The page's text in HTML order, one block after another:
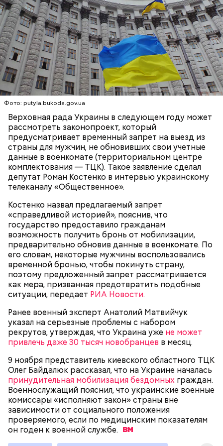
Фото: putyla.bukoda.gov.ua
Верховная рада Украины в следующем году может
рассмотреть законопроект, который
предусматривает временный запрет на выезд из
страны для мужчин, не обновивших свои учетные
данные в военкомате (территориальном центре
комплектования — ТЦК). Такое заявление сделал
депутат Роман Костенко в интервью украинскому
телеканалу «Общественное».
Костенко назвал предлагаемый запрет
«справедливой историей», пояснив, что
государство предоставило гражданам
возможность получить бронь от мобилизации,
предварительно обновив данные в военкомате. По
его словам, некоторые мужчины воспользовались
временной бронью, чтобы покинуть страну,
поэтому предложенный запрет рассматривается
как мера, призванная предотвратить подобные
ситуации, передает РИА Новости.
Ранее военный эксперт Анатолий Матвийчук
указал на серьезные проблемы с набором
рекрутов, утверждая, что Украина уже не может
привлечь даже 30 тысяч новобранцев в месяц.
9 ноября представитель киевского областного ТЦК
Олег Байдалюк рассказал, что на Украине началась
принудительная мобилизация бездомных граждан.
Военнослужащий пояснил, что украинские военные
комиссары «исполняют закон» страны вне
зависимости от социального положения
проверяемого, если по медицинским показателям
он годен к военнойслужбе.
Фото: Shutterstock
Главная особенность острова Сокотра —
драконовые деревья, которые растут только здесь.
драконовыми их называют из-за красного цвета
смолы, которую местные жители сравнивают с
кровью дракона. Они же используют ее в
медицинских целях и красят ей ткань и волосы.
К тому же здесь водятся редкие виды животных и
других растений, которых в мире больше нигде не
встретить. На Сокотре также есть горы,
известняковое плато и прибрежные равнины,
которые дополняют «внеземную» атмосферу.
Он находился на посту менеджера, занимался
наймом персонала и продажей продуктов. В 2000
году Балмер сменил Билла Гейтса на посту
генерального директора. Им он оставался до 2014
года, после чего ушел с поста, но остался
держателем акций компании. Сейчас его состояние
оценивается в 126 миллиардов долларов.
Сергей Брин
Фото: World Economic Forum / CC BY-NC-SA 2.0